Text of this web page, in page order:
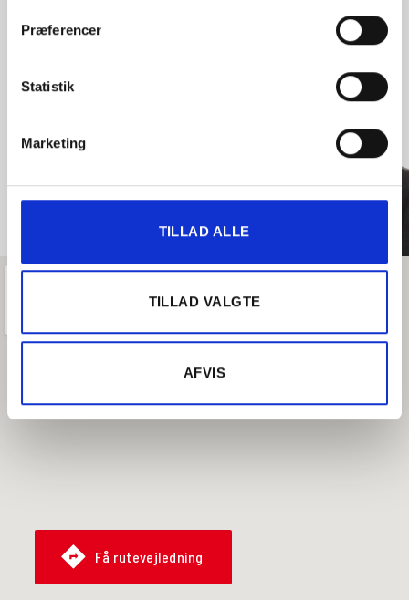
Præferencer
Statistik
Marketing
TILLAD ALLE
TILLAD VALGTE
AFVIS
Indehavere
Hesselholt Andersen
Få rutevejledning